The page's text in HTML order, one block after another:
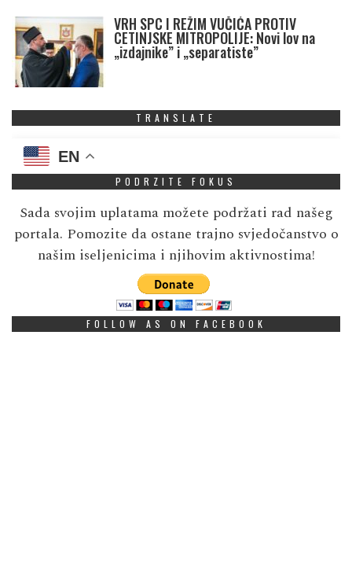
VRH SPC I REŽIM VUČIĆA PROTIV
CETINJSKE MITROPOLIJE: Novi lov na
„izdajnike” i „separatiste”
TRANSLATE
EN
PODRZITE FOKUS
Sada svojim uplatama možete podržati rad našeg
portala. Pomozite da ostane trajno svjedočanstvo o
našim iseljenicima i njihovim aktivnostima!
FOLLOW AS ON FACEBOOK